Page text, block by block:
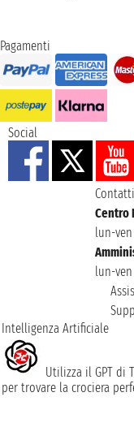
Pagamenti
Social
Contatti
Centro
lun-ven
lun-ven
Intelligenza Artificiale
Utilizza il GPT di
per trovare la crociera